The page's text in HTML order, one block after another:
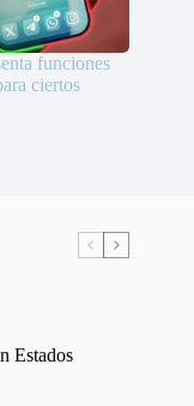
funciones
ciertos
Estados